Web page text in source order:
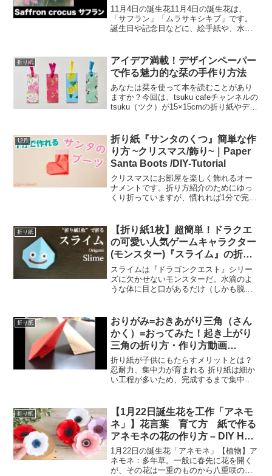
crocus サフラン
11月4日の誕生花11月4日の誕生花は、
「サフラン」「ムラサキシキブ」です。
誕生日や記念日などに、絵手紙や、水彩
の花は10月から11月に咲きます。紫の美
しい色をして...
折り紙
アイデア満載！デザインペーパー
で作る魅力的な栞の手作り方法
あなたは栞を使って本を読むことがあり
ますか？今回は、tsuku cafeチャンネルの
tsuku（ツク）が15×15cmの折り紙やデザ
なので、必要以上に作ってしまった経
験...
12月
折り紙『サンタのくつ』簡単な作
り方 ~クリスマス/飾り~｜Paper
Santa Boots /DIY-Tutorial
クリスマスにお部屋を楽しく飾れるオー
ナメントです。折り方紹介のためにゆっ
くり折っていますが、慣れれば1分で完成
す。This video will show you ho...
折り紙
【折り紙1枚】超簡単！ドラクエ
の可愛い人気ゲームキャラクター
(モンスター)『スライム』の折り
方 How to make a slime (DQ)
with origami.It’s easy to make
スライムは『ドラゴンクエスト』シリー
ズに欠かせないモンスターだ。水滴のよ
うな体に目と口があるだけ（しかも脱力
だ。このスライム、モンスターとしては
弱く、倒しても経験値は少し...
折り紙
おりがみ=おきあがり三角（さん
かく）=おってみた！起き上がり
三角の折り方・作り方動画
Japanese Traditional Origami
Rising Triangle
折り紙が子供にもたらすメリットとは？
忍耐力、集中力が育まれる 折り紙は細か
い工程が多いため、完成するまで集中力
り始めますが、慣れてくると次第に完成
形を想定して折ること...
折り紙
【1月22日誕生花を工作「アネモ
ネ」】花言葉 育て方 紙で作る
アネモネの花の作り方 – DIY How
to Make Paper Anemone
Flowers
1月22日の誕生花「アネモネ」【植物】ア
ネモネ：多年草。一般に春先に花を開く
が、その花は一重のものから八重咲のも